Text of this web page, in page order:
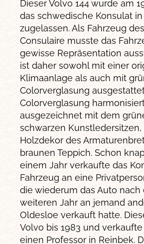
Dieser Volvo 144 wurde am
das schwedische Konsulat
zugelassen. Als Fahrzeug
Consulaire musste das
gewisse Repräsentation
ist daher sowohl mit einer
Klimaanlage als auch mit
Colorverglasung
Colorverglasung
ausgezeichnet mit dem
schwarzen Kunstledersitzen,
Holzdekor des
braunen Teppich. Schon
einem Jahr verkaufte das
Fahrzeug an eine
die wiederum das Auto nach
weiteren Jahr an jemand
Oldesloe verkauft hatte.
Volvo bis 1983 und
einen Professor in Reinbek.